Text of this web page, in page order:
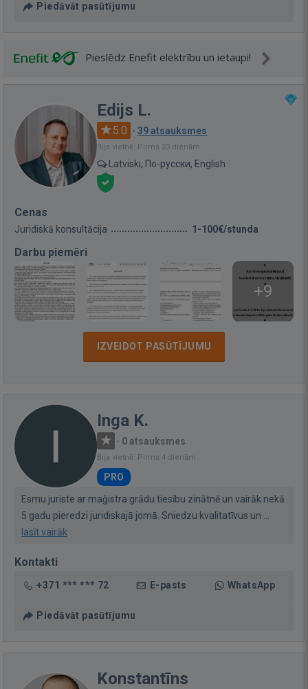
Piedāvāt pasūtījumu
Pieslēdz Enefit elektrību un ietaupi!
Edijs L.
5.0 · 39 atsauksmes
Bija vietnē: Pirms 23 dienām
Latviski, По-русски, English
Cenas
Juridiskā konsultācija 1-100€/stunda
Darbu piemēri
+9
IZVEIDOT PASŪTĪJUMU
Inga K.
· 0 atsauksmes
Bija vietnē: Pirms 4 dienām
PRO
Esmu juriste ar maģistra grādu tiesību zinātnē un vairāk nekā
5 gadu pieredzi juridiskajā jomā. Sniedzu kvalitatīvus un ...
lasīt vairāk
Kontakti
+371 *** *** 72 E-pasts WhatsApp
Piedāvāt pasūtījumu
Konstantīns